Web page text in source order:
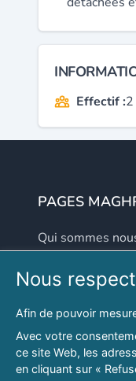
Effectif :
PAGES
Qui sommes
Adresse
46 LOT. PETITE
Hydra, Alger (16),
Nous
Afin de pouvoir
Avec votre
ce site Web, les
en cliquant sur «